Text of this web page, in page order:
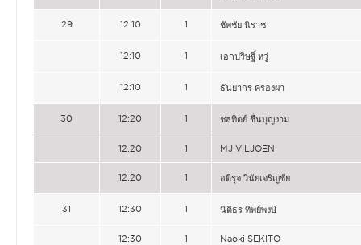
29 12:10 1 ชัพชัย นิราช
12:10 1 เอกปริษฐิ์ หวู่
12:10 1 ธันยากร ครองผา
30 12:20 1 ชลทิตย์ ชื่นบุญงาม
12:20 1 MJ VILJOEN
12:20 1 อติรุจ วินัยเจริญชัย
31 12:30 1 นิติธร ทิพย์พงษ์
12:30 1 Naoki SEKITO